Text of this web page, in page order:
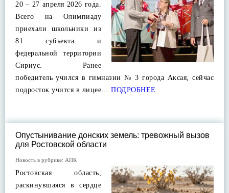
20 – 27 апреля 2026 года.
Всего на Олимпиаду
приехали школьники из
81 субъекта и
федеральной территории
Сириус. Ранее
победитель учился в гимназии № 3 города Аксая, сейчас
подросток учится в лицее… ПОДРОБНЕЕ
Опустынивание донских земель: тревожный вызов
для Ростовской области
Новость в рубрике: АПК
Ростовская область,
раскинувшаяся в сердце